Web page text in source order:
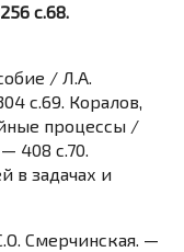
c.68.
/ Л.А.
c.69. Коралов,
процессы /
408 c.70.
в задачах и
Смерчинская. —